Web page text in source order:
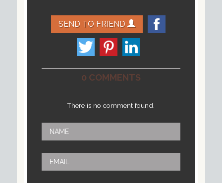
SEND TO FRIEND
0 COMMENTS
There is no comment found.